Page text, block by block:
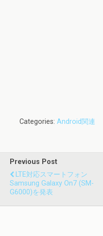
Categories: Android関連
Previous Post
LTE対応スマートフォン
Samsung Galaxy On7 (SM-
G6000)を発表